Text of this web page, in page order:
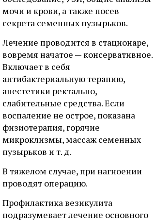
мочи и крови, а также посев
секрета семенных пузырьков.
Лечение проводится в стационаре,
вовремя начатое — консервативное.
Включает в себя
антибактериальную терапию,
анестетики ректально,
слабительные средства. Если
воспаление не острое, показана
физиотерапия, горячие
микроклизмы, массаж семенных
пузырьков и т. д.
В тяжелом случае, при нагноении
проводят операцию.
Профилактика везикулита
подразумевает лечение основного